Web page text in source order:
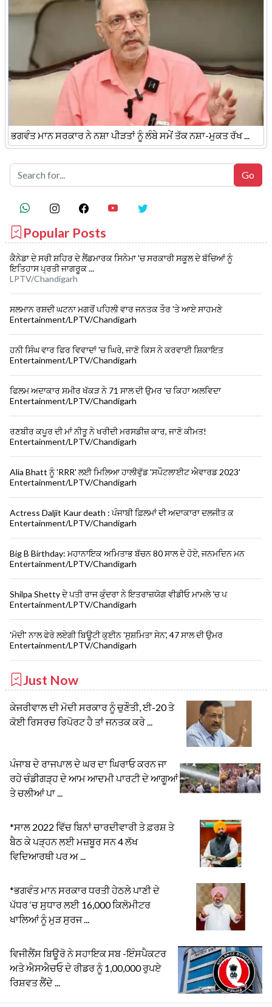
ਭਗਵੰਤ ਮਾਨ ਸਰਕਾਰ ਨੇ ਨਸ਼ਾ ਪੀੜਤਾਂ ਨੂੰ ਲੰਬੇ ਸਮੇਂ ਤੱਕ ਨਸ਼ਾ-ਮੁਕਤ ਰੱਖ ...
Popular Posts
ਕੈਨੇਡਾ ਦੇ ਸਰੀ ਸ਼ਹਿਰ ਦੇ ਲੈਂਡਮਾਰਕ ਸਿਨੇਮਾ 'ਚ ਸਰਕਾਰੀ ਸਕੂਲ ਦੇ ਬੱਚਿਆਂ ਨੂੰ
ਇਤਿਹਾਸ ਪ੍ਰਤੀ ਜਾਗਰੂਕ ...
LPTV/Chandigarh
ਸਲਮਾਨ ਰਸ਼ਦੀ ਘਟਨਾ ਮਗਰੋਂ ਪਹਿਲੀ ਵਾਰ ਜਨਤਕ ਤੌਰ 'ਤੇ ਆਏ ਸਾਹਮਣੇ
Entertainment/LPTV/Chandigarh
ਹਨੀ ਸਿੰਘ ਵਾਰ ਫਿਰ ਵਿਵਾਦਾਂ 'ਚ ਘਿਰੇ, ਜਾਣੋ ਕਿਸ ਨੇ ਕਰਵਾਈ ਸ਼ਿਕਾਇਤ
Entertainment/LPTV/Chandigarh
ਫਿਲਮ ਅਦਾਕਾਰ ਸਮੀਰ ਖੱਕੜ ਨੇ 71 ਸਾਲ ਦੀ ਉਮਰ 'ਚ ਕਿਹਾ ਅਲਵਿਦਾ
Entertainment/LPTV/Chandigarh
ਰਣਬੀਰ ਕਪੂਰ ਦੀ ਮਾਂ ਨੀਤੂ ਨੇ ਖਰੀਦੀ ਮਰਸਡੀਜ਼ ਕਾਰ, ਜਾਣੋ ਕੀਮਤ!
Entertainment/LPTV/Chandigarh
Alia Bhatt ਨੂੰ 'RRR' ਲਈ ਮਿਲਿਆ ਹਾਲੀਵੁੱਡ 'ਸਪੌਟਲਾਈਟ ਐਵਾਰਡ 2023'
Entertainment/LPTV/Chandigarh
Actress Daljit Kaur death : ਪੰਜਾਬੀ ਫ਼ਿਲਮਾਂ ਦੀ ਅਦਾਕਾਰਾ ਦਲਜੀਤ ਕ
Entertainment/LPTV/Chandigarh
Big B Birthday: ਮਹਾਨਾਇਕ ਅਮਿਤਾਭ ਬੱਚਨ 80 ਸਾਲ ਦੇ ਹੋਏ, ਜਨਮਦਿਨ ਮਨ
Entertainment/LPTV/Chandigarh
Shilpa Shetty ਦੇ ਪਤੀ ਰਾਜ ਕੁੰਦਰਾ ਨੇ ਇਤਰਾਜ਼ਯੋਗ ਵੀਡੀਓ ਮਾਮਲੇ 'ਚ ਪ
Entertainment/LPTV/Chandigarh
'ਮੋਦੀ' ਨਾਲ ਫੇਰੇ ਲਏਗੀ ਬਿਊਟੀ ਕੁਈਨ 'ਸੁਸ਼ਮਿਤਾ ਸੇਨ', 47 ਸਾਲ ਦੀ ਉਮਰ
Entertainment/LPTV/Chandigarh
Just Now
ਕੇਜਰੀਵਾਲ ਦੀ ਮੋਦੀ ਸਰਕਾਰ ਨੂੰ ਚੁਣੌਤੀ, ਈ-20 ਤੇ
ਕੋਈ ਰਿਸਰਚ ਰਿਪੋਰਟ ਹੈ ਤਾਂ ਜਨਤਕ ਕਰੇ ...
ਪੰਜਾਬ ਦੇ ਰਾਜਪਾਲ ਦੇ ਘਰ ਦਾ ਘਿਰਾਓ ਕਰਨ ਜਾ
ਰਹੇ ਚੰਡੀਗੜ੍ਹ ਦੇ ਆਮ ਆਦਮੀ ਪਾਰਟੀ ਦੇ ਆਗੂਆਂ
ਤੇ ਚਲੀਆਂ ਪਾ ...
*ਸਾਲ 2022 ਵਿੱਚ ਬਿਨਾਂ ਚਾਰਦੀਵਾਰੀ ਤੇ ਫ਼ਰਸ਼ ਤੇ
ਬੈਠ ਕੇ ਪੜ੍ਹਨ ਲਈ ਮਜ਼ਬੂਰ ਸਨ 4 ਲੱਖ
ਵਿਦਿਆਰਥੀ ਪਰ ਅ ...
*ਭਗਵੰਤ ਮਾਨ ਸਰਕਾਰ ਧਰਤੀ ਹੇਠਲੇ ਪਾਣੀ ਦੇ
ਪੱਧਰ ‘ਚ ਸੁਧਾਰ ਲਈ 16,000 ਕਿਲੋਮੀਟਰ
ਖਾਲਿਆਂ ਨੂੰ ਮੁੜ ਸੁਰਜ ...
ਵਿਜੀਲੈਂਸ ਬਿਊਰੋ ਨੇ ਸਹਾਇਕ ਸਬ -ਇੰਸਪੈਕਟਰ
ਅਤੇ ਐਸਐਚਓ ਦੇ ਰੀਡਰ ਨੂੰ 1,00,000 ਰੁਪਏ
ਰਿਸ਼ਵਤ ਲੈਂਦੇ ...